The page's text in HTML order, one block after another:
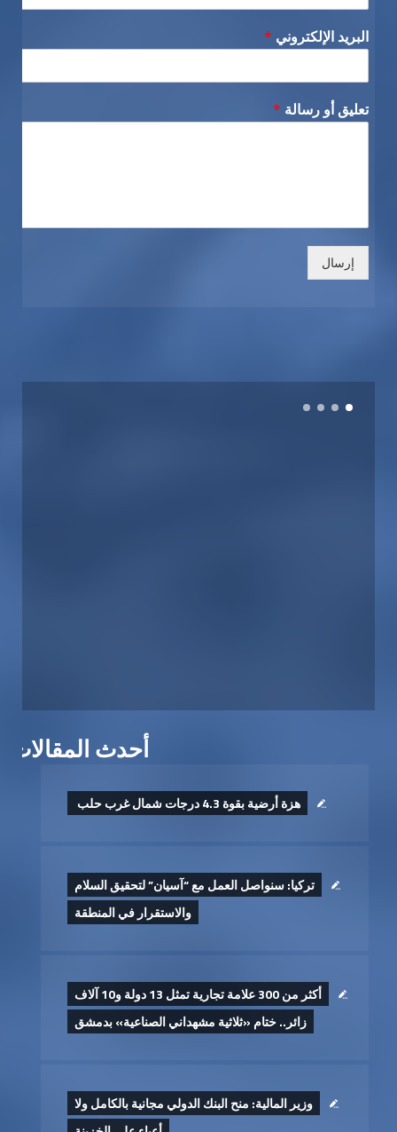
البريد الإلكتروني *
تعليق أو رسالة *
إرسال
أحدث المقالات
هزة أرضية بقوة 4.3 درجات شمال غرب حلب ‏
تركيا: سنواصل العمل مع “آسيان” لتحقيق السلام
والاستقرار في المنطقة
أكثر من 300 علامة تجارية تمثل 13 دولة و10 آلاف
زائر.. ختام «ثلاثية مشهداني الصناعية» بدمشق
وزير المالية: منح البنك الدولي مجانية بالكامل ولا